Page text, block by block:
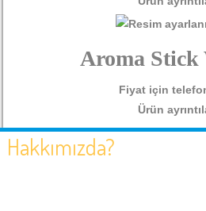
Aroma Stick
Fiyat için
Ürün
Hakkımızda?